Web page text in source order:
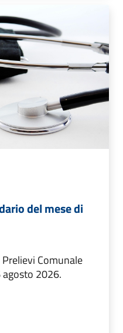
del mese di
Comunale
2026.